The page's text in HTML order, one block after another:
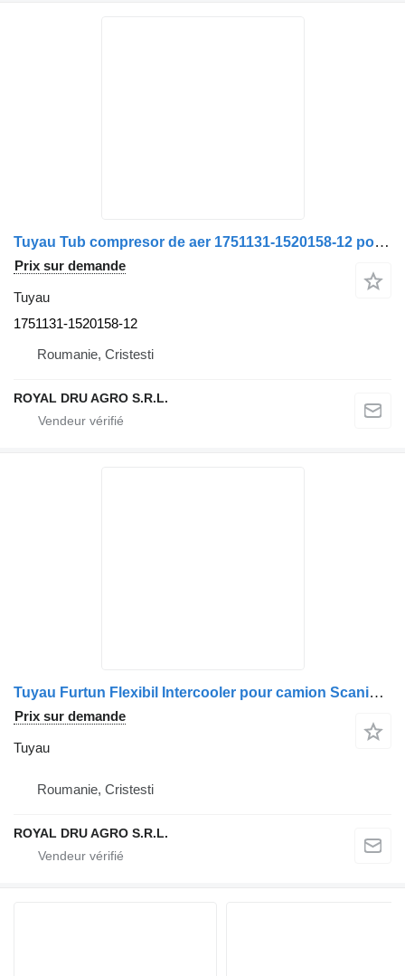
Tuyau Tub compresor de aer 1751131-1520158-12 pour camion Scania 1751131/1520158
Prix sur demande
Tuyau
1751131-1520158-12
Roumanie, Cristesti
ROYAL DRU AGRO S.R.L.
Tuyau Furtun Flexibil Intercooler pour camion Scania – Coduri Compatibile: 1358202, 1442579, 1522010, 1522011, 1794725, 1809771, 1401696
Prix sur demande
Tuyau
Roumanie, Cristesti
ROYAL DRU AGRO S.R.L.